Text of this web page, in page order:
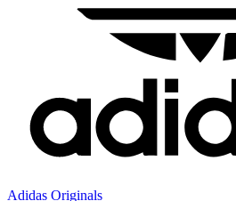
Adidas Originals